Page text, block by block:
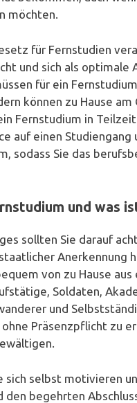
möchten.
für Fernstudien
und sich als
für ein
können zu Hause
Fernstudium in
auf einen
sodass Sie das
und was
sollten Sie darauf
Anerkennung
von zu Hause
Soldaten,
und
Präsenzpflicht zu
sich selbst motivieren
begehrten